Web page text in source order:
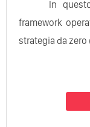
In
framework
strategia da